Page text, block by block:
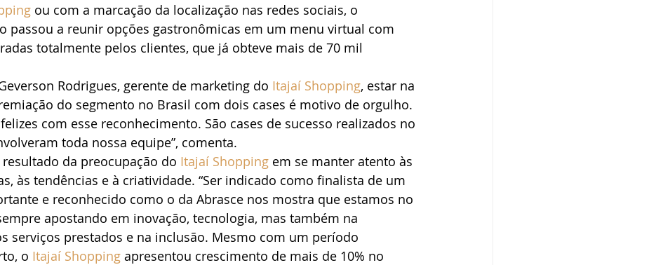
ou com a marcação da localização nas redes sociais, o
passou a reunir opções gastronômicas em um menu virtual com
totalmente pelos clientes, que já obteve mais de 70 mil
Rodrigues, gerente de marketing do Itajaí Shopping, estar na
do segmento no Brasil com dois cases é motivo de orgulho.
com esse reconhecimento. São cases de sucesso realizados no
toda nossa equipe”, comenta.
da preocupação do Itajaí Shopping em se manter atento às
às tendências e à criatividade. “Ser indicado como finalista de um
e reconhecido como o da Abrasce nos mostra que estamos no
apostando em inovação, tecnologia, mas também na
serviços prestados e na inclusão. Mesmo com um período
o Itajaí Shopping apresentou crescimento de mais de 10% no